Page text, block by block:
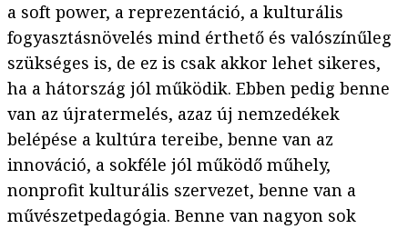
a soft power, a reprezentáció, a kulturális
fogyasztásnövelés mind érthető és valószínűleg
szükséges is, de ez is csak akkor lehet sikeres,
ha a hátország jól működik. Ebben pedig benne
van az újratermelés, azaz új nemzedékek
belépése a kultúra tereibe, benne van az
innováció, a sokféle jól működő műhely,
nonprofit kulturális szervezet, benne van a
művészetpedagógia. Benne van nagyon sok